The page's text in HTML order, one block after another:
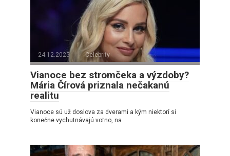
24.12.2025 Celebrity
Vianoce bez stromčeka a výzdoby?
Mária Čírová priznala nečakanú
realitu
Vianoce sú už doslova za dverami a kým niektorí si
konečne vychutnávajú voľno, na